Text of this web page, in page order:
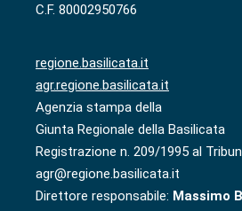
C.F. 80002950766
regione.basilicata.it
agr.regione.basilicata.it
Agenzia stampa della
Giunta Regionale della Basilicata
Registrazione n. 209/1995 al
agr@regione.basilicata.it
Direttore responsabile: Massimo